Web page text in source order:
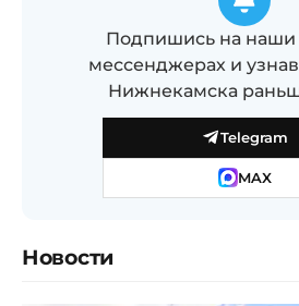
Подпишись на наши
мессенджерах и
Нижнекамска
Telegram
MAX
Новости